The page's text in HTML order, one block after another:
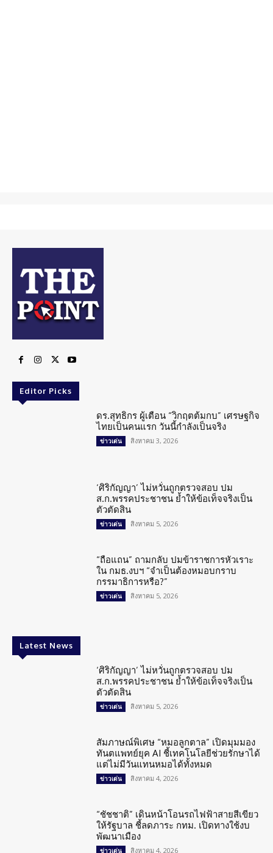
Editor Picks
ดร.สุทธิกร ผู้เตือน “วิกฤตต้มกบ” เศรษฐกิจ
ไทยเป็นคนแรก วันนี้กำลังเป็นจริง
ข่าวเด่น สิงหาคม 3, 2026
‘ศิริกัญญา’ ไม่หวั่นถูกตรวจสอบ ปม
ส.ก.พรรคประชาชน ย้ำให้ข้อเท็จจริงเป็น
ตัวตัดสิน
ข่าวเด่น สิงหาคม 5, 2026
“ถือแถน” ถามกลับ ปมข้าราชการหัวเราะ
ใน กมธ.งบฯ “จำเป็นต้องหมอบกราบ
กรรมาธิการหรือ?”
ข่าวเด่น สิงหาคม 5, 2026
Latest News
‘ศิริกัญญา’ ไม่หวั่นถูกตรวจสอบ ปม
ส.ก.พรรคประชาชน ย้ำให้ข้อเท็จจริงเป็น
ตัวตัดสิน
ข่าวเด่น สิงหาคม 5, 2026
สัมภาษณ์พิเศษ “หมอลูกตาล” เปิดมุมมอง
ทันตแพทย์ยุค AI ชี้เทคโนโลยีช่วยรักษาได้
แต่ไม่มีวันแทนหมอได้ทั้งหมด
ข่าวเด่น สิงหาคม 4, 2026
“ชัชชาติ” เดินหน้าโอนรถไฟฟ้าสายสีเขียว
ให้รัฐบาล ชี้ลดภาระ กทม. เปิดทางใช้งบ
พัฒนาเมือง
ข่าวเด่น สิงหาคม 4, 2026